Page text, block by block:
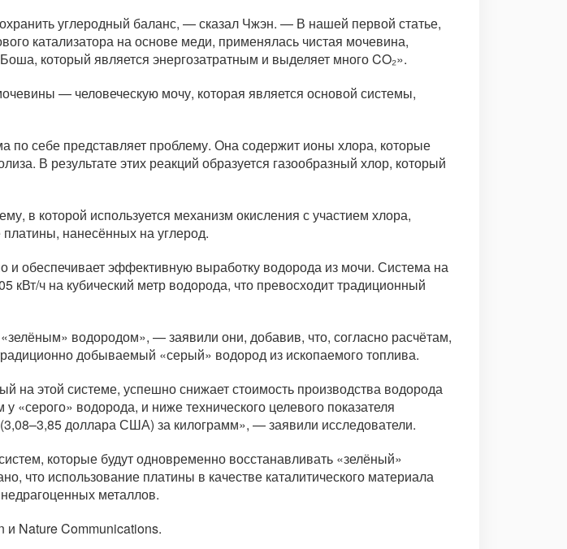
углеродный баланс, — сказал Чжэн. — В нашей первой статье,
катализатора на основе меди, применялась чистая мочевина,
который является энергозатратным и выделяет много CO₂».
— человеческую мочу, которая является основой системы,
себе представляет проблему. Она содержит ионы хлора, которые
В результате этих реакций образуется газообразный хлор, который
в которой используется механизм окисления с участием хлора,
нанесённых на углерод.
и обеспечивает эффективную выработку водорода из мочи. Система на
кВт/ч на кубический метр водорода, что превосходит традиционный
водородом», — заявили они, добавив, что, согласно расчётам,
добываемый «серый» водород из ископаемого топлива.
этой системе, успешно снижает стоимость производства водорода
водорода, и ниже технического целевого показателя
доллара США) за килограмм», — заявили исследователи.
которые будут одновременно восстанавливать «зелёный»
что использование платины в качестве каталитического материала
металлов.
и Nature Communications.